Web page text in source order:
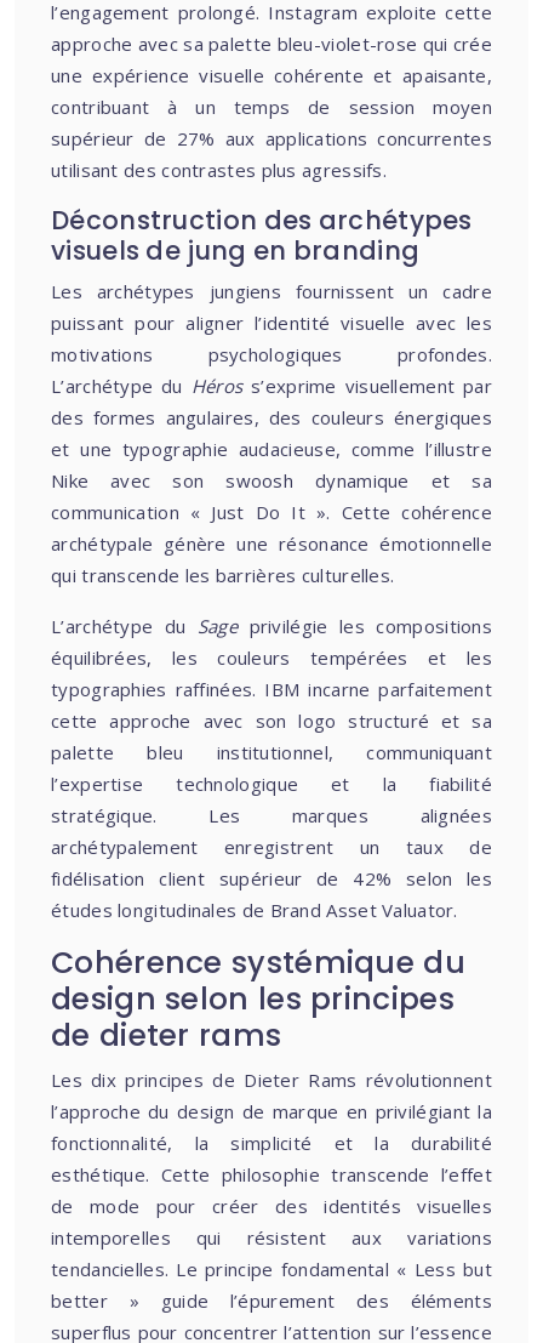
l’engagement prolongé. Instagram exploite cette
approche avec sa palette bleu-violet-rose qui crée
une expérience visuelle cohérente et apaisante,
contribuant à un temps de session moyen
supérieur de 27% aux applications concurrentes
utilisant des contrastes plus agressifs.
Déconstruction des archétypes
visuels de jung en branding
Les archétypes jungiens fournissent un cadre
puissant pour aligner l’identité visuelle avec les
motivations psychologiques profondes.
L’archétype du Héross’exprime visuellement par
des formes angulaires, des couleurs énergiques
et une typographie audacieuse, comme l’illustre
Nike avec son swoosh dynamique et sa
communication « Just Do It ». Cette cohérence
archétypale génère une résonance émotionnelle
qui transcende les barrières culturelles.
L’archétype du Sage privilégie les compositions
équilibrées, les couleurs tempérées et les
typographies raffinées. IBM incarne parfaitement
cette approche avec son logo structuré et sa
palette bleu institutionnel, communiquant
l’expertise technologique et la fiabilité
stratégique. Les marques alignées
archétypalement enregistrent un taux de
fidélisation client supérieur de 42% selon les
études longitudinales de Brand Asset Valuator.
Cohérence systémique du
design selon les principes
de dieter rams
Les dix principes de Dieter Rams révolutionnent
l’approche du design de marque en privilégiant la
fonctionnalité, la simplicité et la durabilité
esthétique. Cette philosophie transcende l’effet
de mode pour créer des identités visuelles
intemporelles qui résistent aux variations
tendancielles. Le principe fondamental « Less but
better » guide l’épurement des éléments
superflus pour concentrer l’attention sur l’essence